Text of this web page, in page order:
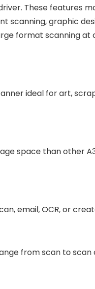
These features
graphic
format scanning at
ideal for art,
space than other
email, OCR, or
from scan to